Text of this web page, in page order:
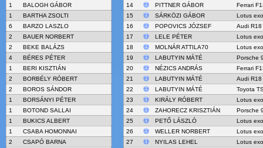
1
BALOGH GÁBOR
1
BARTHA ZSOLTI
6
BARZO LASZLO
2
BAUER NORBERT
2
BEKE BALÁZS
4
BÉRES PÉTER
1
BERI KISZTIÁN
2
BORBÉLY RÓBERT
2
BOROS SÁNDOR
1
BORSÁNYI PÉTER
1
BOTOND SALLAI
1
BUKICS ALBERT
1
CSABA HOMONNAI
2
CSAPÓ BARNA
14
PITTNER GÁBOR
Ferrari
15
SÁRKÖZI GÁBOR
Lotus
16
POPOVICS JÓZSEF
Audi
17
LELE PÉTER
Lotus
18
MOLNÁR ATTILA70
Lotus
19
LABUTYIN MÁTÉ
Porsche
20
NÉZICS ANDRÁS
Ferrari
21
LABUTYIN MÁTÉ
Audi
22
LABUTYIN MÁTÉ
Toyota
23
KIRÁLY RÓBERT
Lotus
24
ZAHORECZ KRISZTIÁN
Porsche
25
PETŐ LÁSZLÓ
Lotus
26
WELLER NORBERT
Lotus
27
NYILAS LEHEL
Lotus